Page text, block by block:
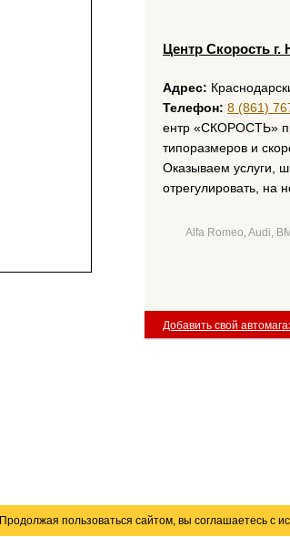
Центр Скорость г.
Адрес:
Телефон: 8 (861)
ентр «СКОРОСТЬ»
типоразмеров и
Оказываем услуги,
отрегулировать, на
Alfa Romeo, Audi,
Добавить свой
Продолжая пользоваться сайтом, вы соглашаетесь с